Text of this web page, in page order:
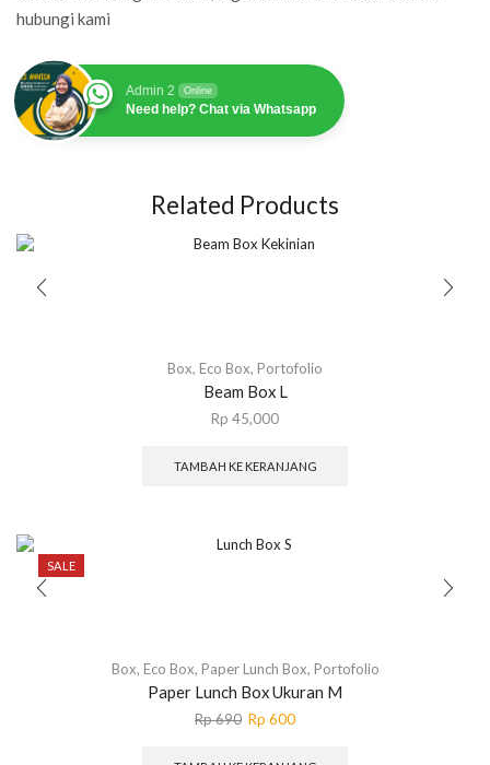
hubungi kami
Admin 2 Online
Need help? Chat via Whatsapp
Related Products
Box, Eco Box, Portofolio
Beam Box L
Rp 45,000
TAMBAH KE KERANJANG
SALE
Box, Eco Box, Paper Lunch Box, Portofolio
Paper Lunch Box Ukuran M
Rp690 Harga
adalah:
Rp 600Harga
ini